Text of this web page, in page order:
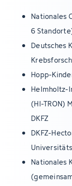
Nationales
6
Deutsches
Hopp-
Helmholtz-
(HI-TRON)
DKFZ
DKFZ-
Nationales